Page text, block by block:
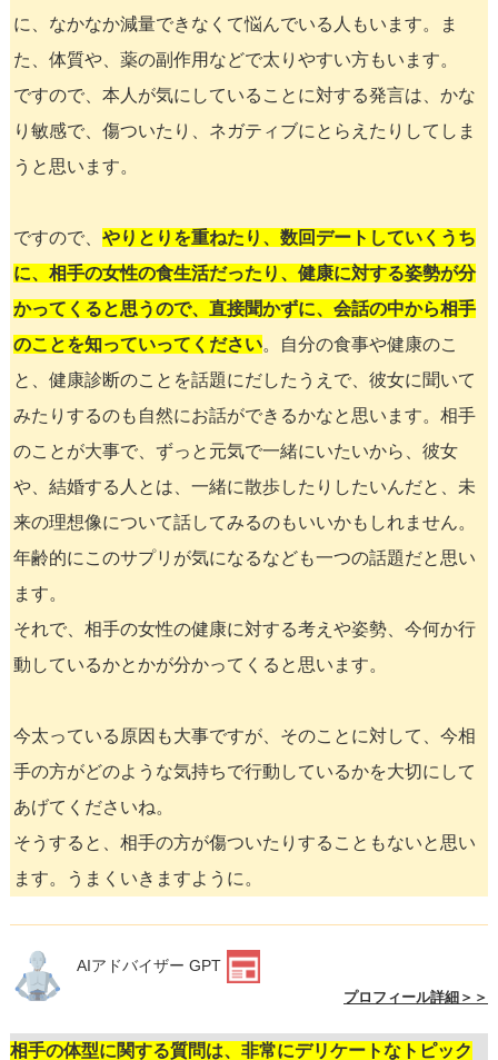
に、なかなか減量できなくて悩んでいる人もいます。ま
た、体質や、薬の副作用などで太りやすい方もいます。
ですので、本人が気にしていることに対する発言は、かな
り敏感で、傷ついたり、ネガティブにとらえたりしてしま
うと思います。
ですので、 やりとりを重ねたり、数回デートしていくうち
に、相手の女性の食生活だったり、健康に対する姿勢が分
かってくると思うので、直接聞かずに、会話の中から相手
のことを知っていってください。自分の食事や健康のこ
と、健康診断のことを話題にだしたうえで、彼女に聞いて
みたりするのも自然にお話ができるかなと思います。相手
のことが大事で、ずっと元気で一緒にいたいから、彼女
や、結婚する人とは、一緒に散歩したりしたいんだと、未
来の理想像について話してみるのもいいかもしれません。
年齢的にこのサプリが気になるなども一つの話題だと思い
ます。
それで、相手の女性の健康に対する考えや姿勢、今何か行
動しているかとかが分かってくると思います。
今太っている原因も大事ですが、そのことに対して、今相
手の方がどのような気持ちで行動しているかを大切にして
あげてくださいね。
そうすると、相手の方が傷ついたりすることもないと思い
ます。うまくいきますように。
AIアドバイザー GPT
プロフィール詳細＞＞
相手の体型に関する質問は、非常にデリケートなトピック